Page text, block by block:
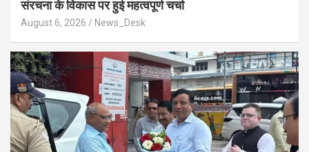
संरचना के विकास पर हुई महत्वपूर्ण चर्चा
August 6, 2026 News_Desk